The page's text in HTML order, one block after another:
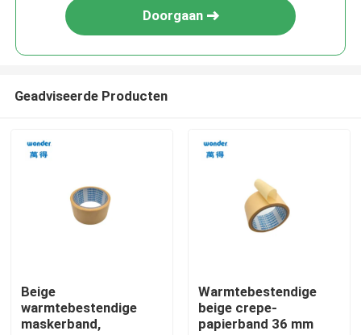
Doorgaan
Geadviseerde Producten
Beige
warmtebestendige
maskerband,
Warmtebestendige
beige crepe-
papierband 36 mm